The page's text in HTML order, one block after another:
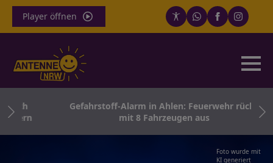
Player öffnen
Gefahrstoff-Alarm in Ahlen: Feuerwehr rückt
mit 8 Fahrzeugen aus
Foto wurde mit
KI generiert